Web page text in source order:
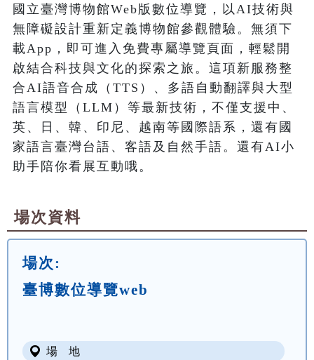
國立臺灣博物館Web版數位導覽，以AI技術與
無障礙設計重新定義博物館參觀體驗。無須下
載App，即可進入免費專屬導覽頁面，輕鬆開
啟結合科技與文化的探索之旅。這項新服務整
合AI語音合成（TTS）、多語自動翻譯與大型
語言模型（LLM）等最新技術，不僅支援中、
英、日、韓、印尼、越南等國際語系，還有國
家語言臺灣台語、客語及自然手語。還有AI小
場次資料
場次:
臺博數位導覽web
場 地